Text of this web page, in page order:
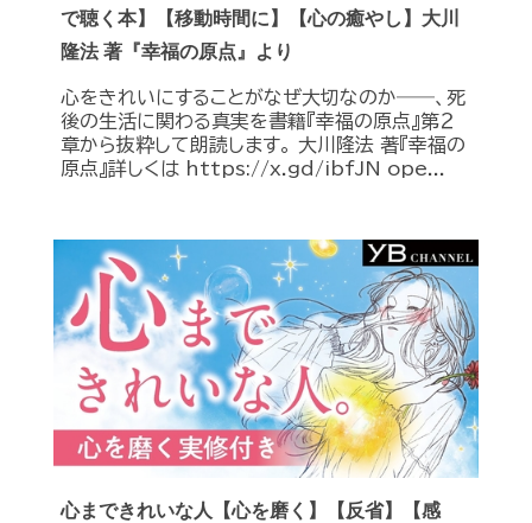
で聴く本】【移動時間に】【心の癒やし】大川
隆法 著『幸福の原点』より
心をきれいにすることがなぜ大切なのか――、死
後の生活に関わる真実を書籍『幸福の原点』第２
章から抜粋して朗読します。 大川隆法 著『幸福の
原点』詳しくは https://x.gd/ibfJN ope...
心まできれいな人【心を磨く】【反省】【感